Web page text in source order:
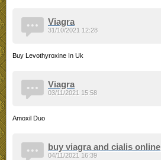
Viagra
Buy Levothyroxine In Uk
31/10/2021 12:28
Viagra
Amoxil Duo
03/11/2021 15:58
buy viagra and cialis online
04/11/2021 16:39